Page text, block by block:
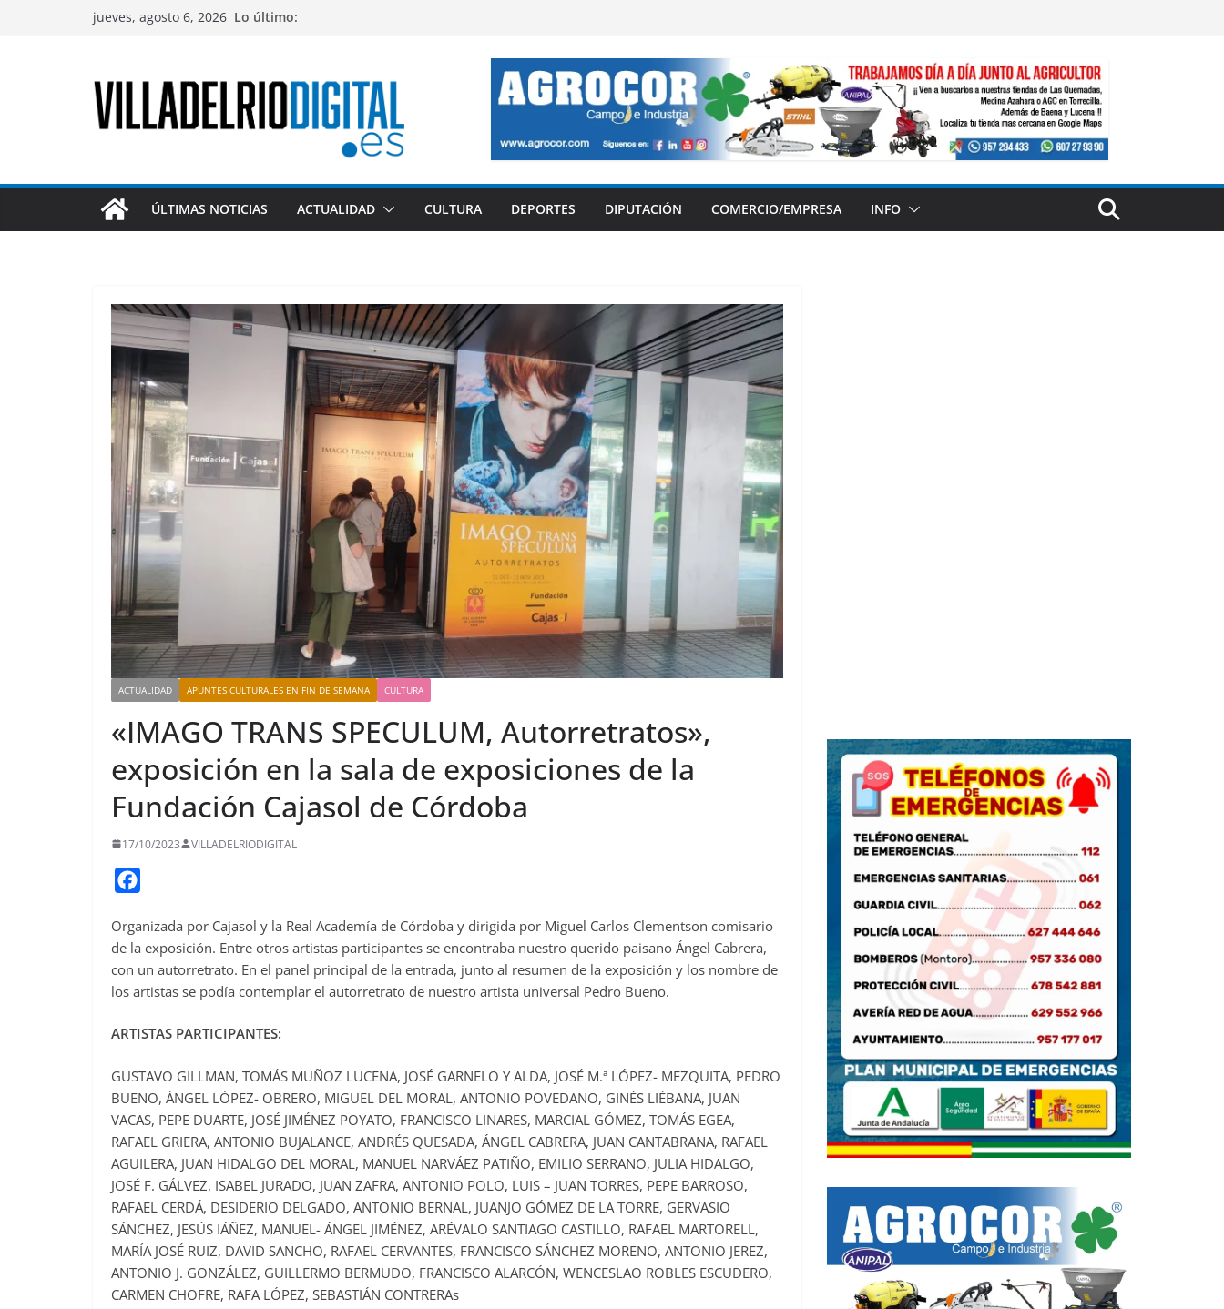
jueves, agosto 6, 2026 Lo último:
ÚLTIMAS NOTICIAS ACTUALIDAD CULTURA DEPORTES DIPUTACIÓN COMERCIO/EMPRESA INFO
ACTUALIDAD APUNTES CULTURALES EN FIN DE SEMANA CULTURA
«IMAGO TRANS SPECULUM, Autorretratos»,
exposición en la sala de exposiciones de la
Fundación Cajasol de Córdoba
17/10/2023 VILLADELRIODIGITAL
c
e
b
o
Organizada por Cajasol y la Real Academía de Córdoba y dirigida por Miguel Carlos Clementson comisario
de la exposición. Entre otros artistas participantes se encontraba nuestro querido paisano Ángel Cabrera,
con un autorretrato. En el panel principal de la entrada, junto al resumen de la exposición y los nombre de
los artistas se podía contemplar el autorretrato de nuestro artista universal Pedro Bueno.
ARTISTAS PARTICIPANTES:
GUSTAVO GILLMAN, TOMÁS MUÑOZ LUCENA, JOSÉ GARNELO Y ALDA, JOSÉ M.ª LÓPEZ- MEZQUITA, PEDRO
BUENO, ÁNGEL LÓPEZ- OBRERO, MIGUEL DEL MORAL, ANTONIO POVEDANO, GINÉS LIÉBANA, JUAN
VACAS, PEPE DUARTE, JOSÉ JIMÉNEZ POYATO, FRANCISCO LINARES, MARCIAL GÓMEZ, TOMÁS EGEA,
RAFAEL GRIERA, ANTONIO BUJALANCE, ANDRÉS QUESADA, ÁNGEL CABRERA, JUAN CANTABRANA, RAFAEL
AGUILERA, JUAN HIDALGO DEL MORAL, MANUEL NARVÁEZ PATIÑO, EMILIO SERRANO, JULIA HIDALGO,
JOSÉ F. GÁLVEZ, ISABEL JURADO, JUAN ZAFRA, ANTONIO POLO, LUIS – JUAN TORRES, PEPE BARROSO,
RAFAEL CERDÁ, DESIDERIO DELGADO, ANTONIO BERNAL, JUANJO GÓMEZ DE LA TORRE, GERVASIO
SÁNCHEZ, JESÚS IÁÑEZ, MANUEL- ÁNGEL JIMÉNEZ, ARÉVALO SANTIAGO CASTILLO, RAFAEL MARTORELL,
MARÍA JOSÉ RUIZ, DAVID SANCHO, RAFAEL CERVANTES, FRANCISCO SÁNCHEZ MORENO, ANTONIO JEREZ,
ANTONIO J. GONZÁLEZ, GUILLERMO BERMUDO, FRANCISCO ALARCÓN, WENCESLAO ROBLES ESCUDERO,
CARMEN CHOFRE, RAFA LÓPEZ, SEBASTIÁN CONTRERAs